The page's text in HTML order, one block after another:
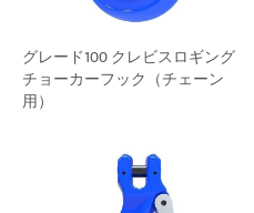
グレード100 クレビスロギング
チョーカーフック（チェーン
用）